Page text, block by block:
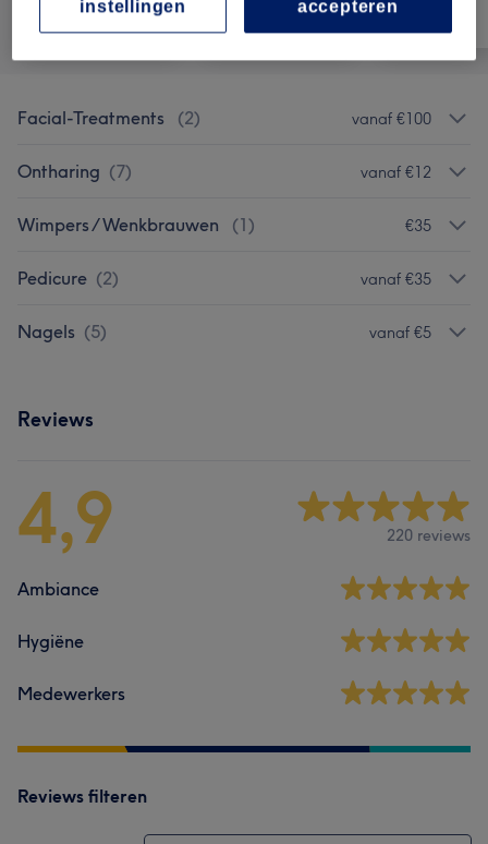
Alle
Facial-Treatments (2) vanaf €100
Ontharing (7) vanaf €12
Wimpers / Wenkbrauwen (1) €35
Pedicure (2) vanaf €35
Nagels (5) vanaf €5
Reviews
4,9 220 reviews
Ambiance
Hygiëne
Medewerkers
Reviews filteren
accepteren
instellingen